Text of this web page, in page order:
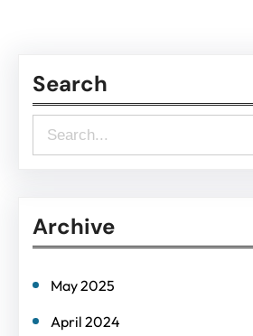
Search
e
r
c
h
Archive
May 2025
April 2024